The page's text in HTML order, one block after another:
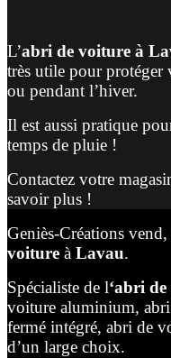
L’abri de voiture à
très utile pour protéger
ou pendant l’hiver.
Il est aussi pratique
temps de pluie !
Contactez votre
savoir plus !
Geniès-Créations
voiture à Lavau.
Spécialiste de l‘abri
voiture aluminium,
fermé intégré, abri de
d’un large choix.